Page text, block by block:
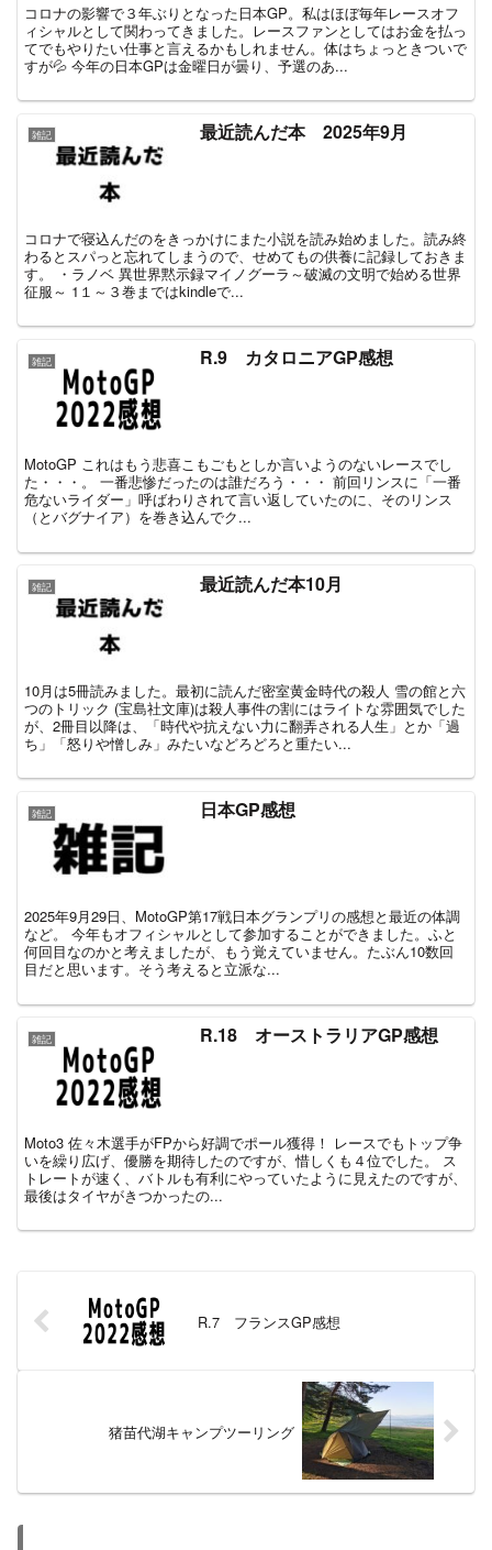
コロナの影響で３年ぶりとなった日本GP。私はほぼ毎年レースオフ
ィシャルとして関わってきました。レースファンとしてはお金を払っ
てでもやりたい仕事と言えるかもしれません。体はちょっときついで
すが💦 今年の日本GPは金曜日が曇り、予選のあ...
雑記 最近読んだ本 2025年9月
コロナで寝込んだのをきっかけにまた小説を読み始めました。読み終
わるとスパっと忘れてしまうので、せめてもの供養に記録しておきま
す。 ・ラノベ 異世界黙示録マイノグーラ～破滅の文明で始める世界
征服～ 1１～３巻まではkindleで...
雑記 R.9 カタロニアGP感想
MotoGP これはもう悲喜こもごもとしか言いようのないレースでし
た・・・。 一番悲惨だったのは誰だろう・・・ 前回リンスに「一番
危ないライダー」呼ばわりされて言い返していたのに、そのリンス
（とバグナイア）を巻き込んでク...
雑記 最近読んだ本10月
10月は5冊読みました。最初に読んだ密室黄金時代の殺人 雪の館と六
つのトリック (宝島社文庫)は殺人事件の割にはライトな雰囲気でした
が、2冊目以降は、「時代や抗えない力に翻弄される人生」とか「過
ち」「怒りや憎しみ」みたいなどろどろと重たい...
雑記 日本GP感想
2025年9月29日、MotoGP第17戦日本グランプリの感想と最近の体調
など。 今年もオフィシャルとして参加することができました。ふと
何回目なのかと考えましたが、もう覚えていません。たぶん10数回
目だと思います。そう考えると立派な...
雑記 R.18 オーストラリアGP感想
Moto3 佐々木選手がFPから好調でポール獲得！ レースでもトップ争
いを繰り広げ、優勝を期待したのですが、惜しくも４位でした。 ス
トレートが速く、バトルも有利にやっていたように見えたのですが、
最後はタイヤがきつかったの...
R.7 フランスGP感想
猪苗代湖キャンプツーリング